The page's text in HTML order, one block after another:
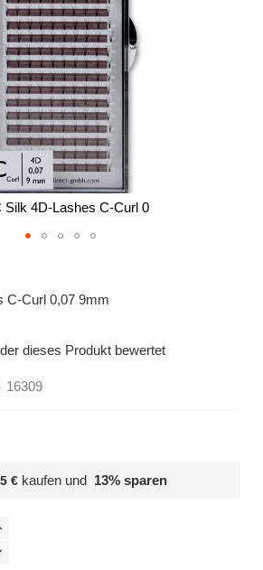
Silk 4D-Lashes C-Curl 0
C-Curl 0,07 9mm
dieses Produkt bewertet
16309
€ kaufen und 13% sparen